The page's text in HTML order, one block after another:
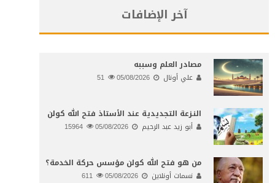
آخر الإضافات
مصادر العلم وسببه
علي أونال 05/08/2026
النـزعة التجديدية عند الأستاذ فتح الله كولن
أبو زيد عبد الرحيم 05/08/2026
من هو فتح الله كولن مؤسس حركة الخدمة؟
نسمات أونلاين 05/08/2026